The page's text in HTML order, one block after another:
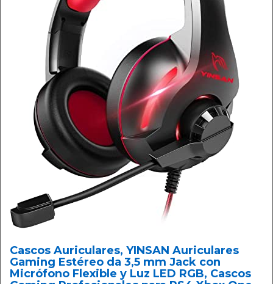
Cascos Auriculares, YINSAN Auriculares
Gaming Estéreo da 3,5 mm Jack con
Micrófono Flexible y Luz LED RGB, Cascos